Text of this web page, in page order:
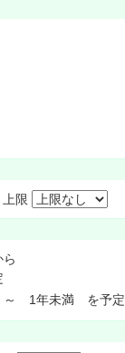
上限
1年未満 を予定